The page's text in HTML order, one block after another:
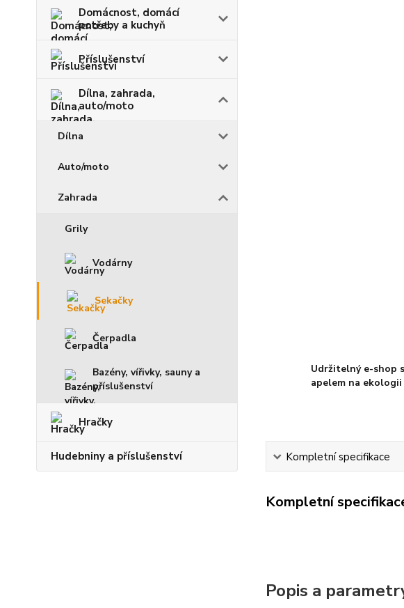
Domácnost, domácí
potřeby a kuchyň
Příslušenství
Dílna, zahrada,
auto/moto
Dílna
Auto/moto
Zahrada
Grily
Vodárny
Sekačky
Čerpadla
Bazény, vířivky, sauny a
příslušenství
Hračky
Hudebniny a příslušenství
Udržitelný e-shop s
apelem na ekologii
Kompletní specifikace
Kompletní
Popis a